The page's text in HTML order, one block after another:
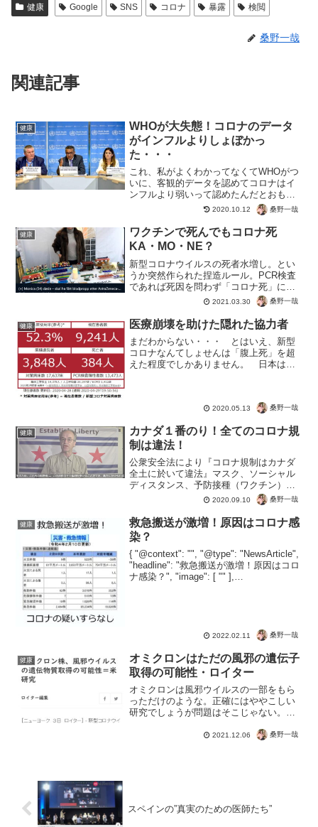
健康 Google SNS コロナ 暴露 検閲
桑野一哉
関連記事
健康
WHOが大失態！コロナのデータ
がインフルよりしょぼかっ
た・・・
これ、私がよくわかってなくてWHOがつ
いに、客観的データを認めてコロナはイ
ンフルより弱いって認めたんだとおもっ
てたんですね。ところがちがったようで
す。コロナはただの風邪本当は、世界の
総人口の１０％程度しか感染していな
い。だからまだかだコロナ...
2020.10.12 桑野一哉
健康
ワクチンで死んでもコロナ死
KA・MO・NE？
新型コロナウイルスの死者水増し。とい
うか突然作られた捏造ルール。PCR検査
であれば死因を問わず「コロナ死」にす
るボーナスゲーム。そりゃ自殺者でもコ
ロナ死にされたんだから、ワクチンなら
当然でしょう。それで死者を水増しし、
ほらこんなにに死んでる...
2021.03.30 桑野一哉
健康 医療崩壊を助けた隠れた協力者
まだわからない・・・ とはいえ、新型
コロナなんてしょせんは「腹上死」を超
えた程度でしかありません。 日本はし
ど。参考値とはいえ、約半...
2020.05.13 桑野一哉
健康
カナダ１番のり！全てのコロナ規
制は違法！
公衆安全法により『コロナ規制はカナダ
全土に於いて違法』マスク、ソーシャル
ディスタンス、予防接種（ワクチン）を
強制することは犯罪です。公衆衛生や多
くの人への健康リスクを考えるかもしれ
ませんが、まったく問題ありません。前
提として、科学的にマスク...
2020.09.10 桑野一哉
健康
救急搬送が激増！原因はコロナ感
染？
{ "@context": "", "@type": "NewsArticle",
"headline": "救急搬送が激増！原因はコロ
ナ感染？", "image": [ "" ],
2022.02.11 桑野一哉
健康
オミクロンはただの風邪の遺伝子
取得の可能性・ロイター
オミクロンは風邪ウイルスの一部をもら
っただけのような。正確にはややこしい
研究でしょうが問題はそこじゃない。こ
とにオドロキですよね。コロナの正体を
2021.12.06 桑野一哉
スペインの”真実のための医師たち”